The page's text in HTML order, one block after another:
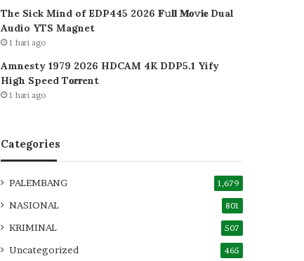
The Sick Mind of EDP445 2026 𝐅𝚞𝐥𝐥 𝐌𝐨𝚟𝐢𝐞 Dual
Audio YTS Magnet
1 hari ago
Amnesty 1979 2026 HDCAM 4K DDP5.1 Yify
High Speed T𝐨𝐫𝐫ent
1 hari ago
Categories
PALEMBANG 1,679
NASIONAL 801
KRIMINAL 507
Uncategorized 465